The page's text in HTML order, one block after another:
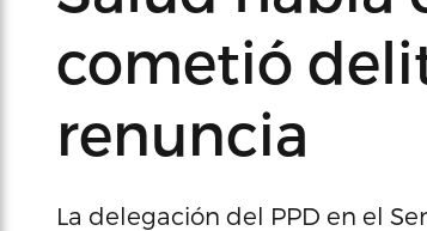
cometió
renuncia
La delegación del PPD en el